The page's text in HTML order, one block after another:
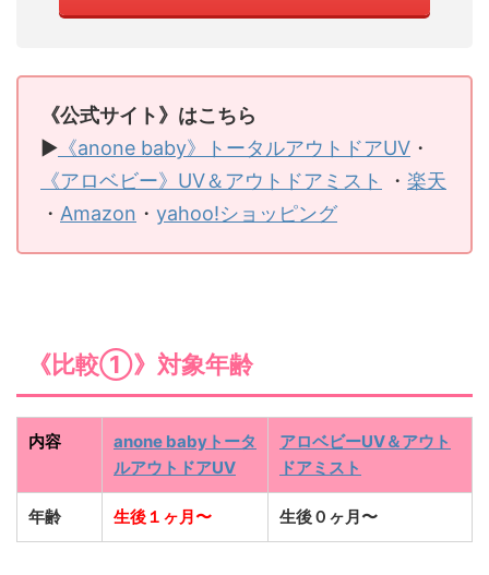
《公式サイト》はこちら
▶ 《anone baby》トータルアウトドアUV ・
《アロベビー》UV＆アウトドアミスト
・ 楽天
・ Amazon ・ yahoo!ショッピング
《比較①》対象年齢
内容
anone babyトータ
ルアウトドアUV
アロベビーUV＆アウト
ドアミスト
年齢 生後１ヶ月〜 生後０ヶ月〜